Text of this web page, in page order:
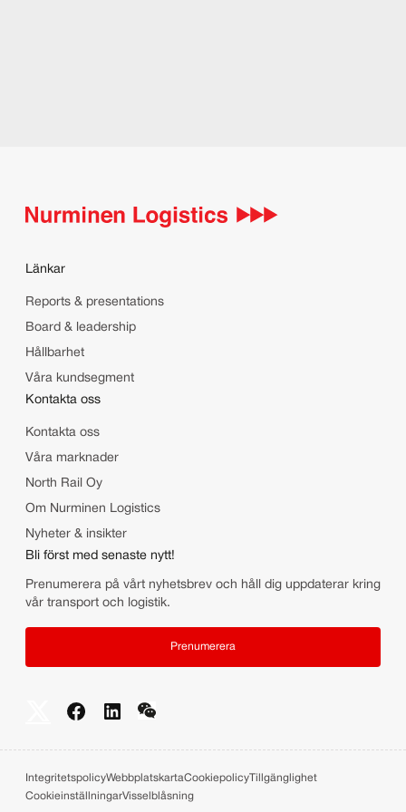
Länkar
Reports & presentations
Board & leadership
Hållbarhet
Våra kundsegment
Kontakta oss
Kontakta oss
Våra marknader
North Rail Oy
Om Nurminen Logistics
Nyheter & insikter
Bli först med senaste nytt!
Prenumerera på vårt nyhetsbrev och håll dig uppdaterar kring
vår transport och logistik.
Prenumerera
IntegritetspolicyWebbplatskartaCookiepolicyTillgänglighet
CookieinställningarVisselblåsning